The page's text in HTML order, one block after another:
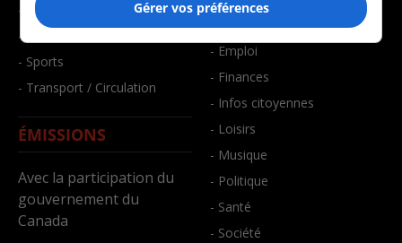
- Faits divers
- Santé et bien-être
- Sports
- Transport / Circulation
ÉMISSIONS
Avec la participation du
gouvernement du
Canada
- Bien-être
- Emploi
- Finances
- Infos citoyennes
- Loisirs
- Musique
- Politique
- Santé
- Société
Gérer vos préférences